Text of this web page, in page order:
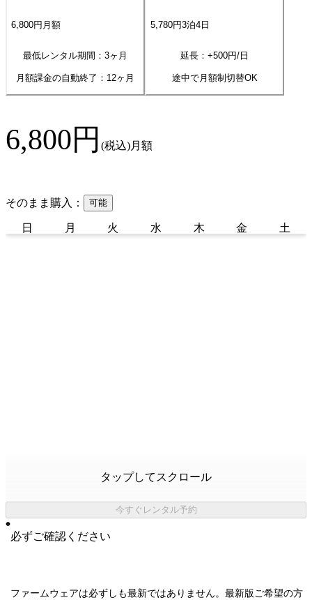
6,800円 月額
最低レンタル期間：3ヶ月
月額課金の自動終了： 12ヶ月
5,780円3泊4日
延長：+500円/日
途中で月額制切替OK
6,800円 (税込)月額
そのまま購入： 可能
日 月 火 水 木 金 土
タップしてスクロール
今すぐレンタル予約
必ずご確認ください
ファームウェアは必ずしも最新ではありません。最新版ご希望の方